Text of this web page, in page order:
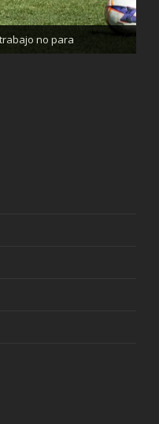
no para
el partido de mañana